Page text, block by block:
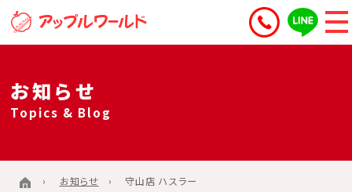
お知らせ
Topics & Blog
お知らせ 守山店 ハスラー